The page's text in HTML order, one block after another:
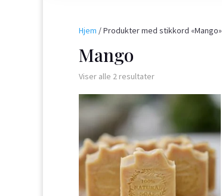
Hjem / Produkter med stikkord «Mango»
Mango
Viser alle 2 resultater